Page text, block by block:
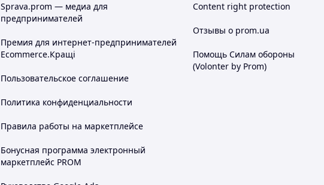
Sprava.prom — медиа для
предпринимателей
Премия для интернет-предпринимателей
Ecommerce.Кращі
Пользовательское соглашение
Политика конфиденциальности
Правила работы на маркетплейсе
Бонусная программа электронный
маркетплейс PROM
Content right protection
Отзывы о prom.ua
Помощь Силам обороны
(Volonter by Prom)